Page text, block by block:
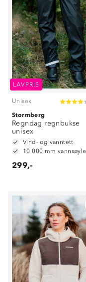
LAVPRIS
Unisex
Stormberg
Regndag regnbukse
unisex
Vind- og vanntett
10 000 mm vannsøyle
299,-